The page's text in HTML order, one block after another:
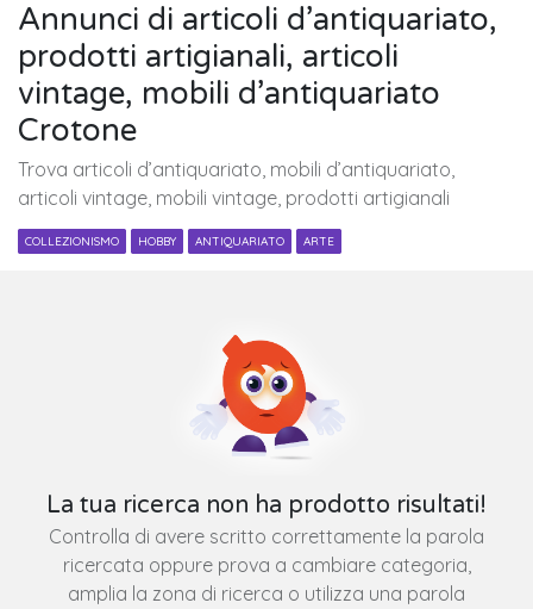
Crotone
Annunci di articoli d’antiquariato,
prodotti artigianali, articoli
vintage, mobili d’antiquariato
Crotone
Trova articoli d’antiquariato, mobili d’antiquariato,
articoli vintage, mobili vintage, prodotti artigianali
COLLEZIONISMO HOBBY ANTIQUARIATO ARTE
La tua ricerca non ha prodotto risultati!
Controlla di avere scritto correttamente la parola
ricercata oppure prova a cambiare categoria,
amplia la zona di ricerca o utilizza una parola